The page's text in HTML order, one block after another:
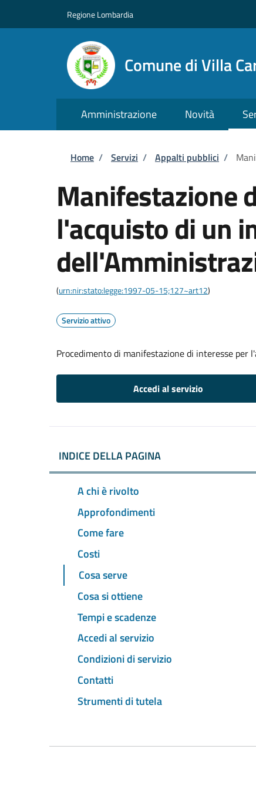
Regione Lombardia
Comune di Villa
Amministrazione Novità
Briciole di pane
Home / Servizi / Appalti pubblici /
Manifestazione
l'acquisto di un
(urn:nir:stato:legge:1997-05-15;127~art12)
Servizio attivo
Procedimento di manifestazione di interesse
Accedi al servizio
INDICE DELLA PAGINA
A chi è rivolto
Approfondimenti
Come fare
Costi
Cosa serve
Cosa si ottiene
Tempi e scadenze
Accedi al servizio
Condizioni di servizio
Contatti
Strumenti di tutela